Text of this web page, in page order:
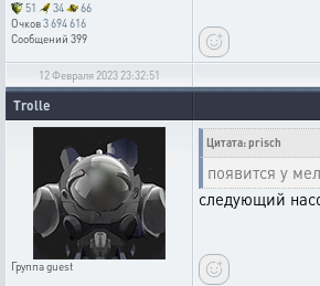
51
34
66
Очков3 694 616
Сообщений 399
12 Февраля 2023 23:32:51
Trolle
Группаguest
Цитата: prisch
появится у
следующий